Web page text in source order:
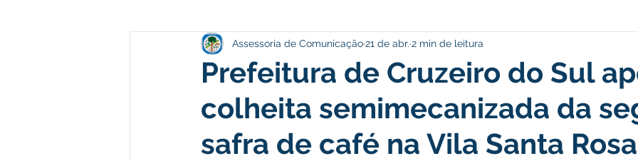
Clima e Meio Ambiente Assistência Social e Cidadania Parcerias
Desenvolvimento econômico e turismo Tributos Departamento de Limpeza
Prefeitura de Cruzeiro do Sul
colheita semimecanizada da
safra de café na Vila Santa Rosa
Assessoria de Comunicação21 de abr. 2 min de leitura